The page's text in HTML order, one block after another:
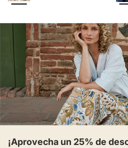
¡Aprovecha un 25% de